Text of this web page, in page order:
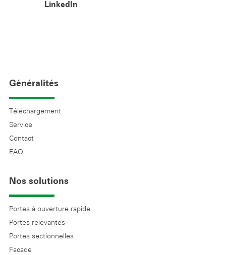
LinkedIn
Généralités
Téléchargement
Service
Contact
FAQ
Nos solutions
Portes à ouverture rapide
Portes relevantes
Portes sectionnelles
Facade